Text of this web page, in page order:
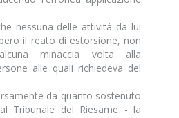
nessuna delle attività da lui
il reato di estorsione, non
minaccia volta alla
alle quali richiedeva del
da quanto sostenuto
Tribunale del Riesame - la